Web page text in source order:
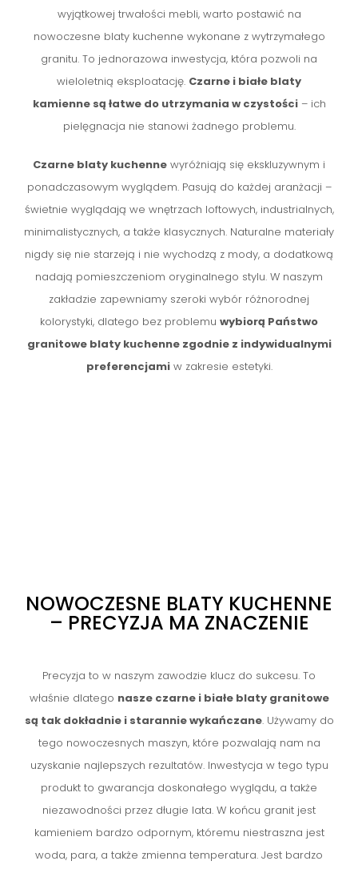
wyjątkowej trwałości mebli, warto postawić na
nowoczesne blaty kuchenne wykonane z wytrzymałego
granitu. To jednorazowa inwestycja, która pozwoli na
wieloletnią eksploatację. Czarne i białe blaty
kamienne są łatwe do utrzymania w czystości– ich
pielęgnacja nie stanowi żadnego problemu.
Czarne blaty kuchenne wyróżniają się ekskluzywnym i
ponadczasowym wyglądem. Pasują do każdej aranżacji –
świetnie wyglądają we wnętrzach loftowych, industrialnych,
minimalistycznych, a także klasycznych. Naturalne materiały
nigdy się nie starzeją i nie wychodzą z mody, a dodatkową
nadają pomieszczeniom oryginalnego stylu. W naszym
zakładzie zapewniamy szeroki wybór różnorodnej
kolorystyki, dlatego bez problemu wybiorą Państwo
granitowe blaty kuchenne zgodnie z indywidualnymi
preferencjamiw zakresie estetyki.
NOWOCZESNE BLATY KUCHENNE
– PRECYZJA MA ZNACZENIE
Precyzja to w naszym zawodzie klucz do sukcesu. To
właśnie dlatego nasze czarne i białe blaty granitowe
są tak dokładnie i starannie wykańczane. Używamy do
tego nowoczesnych maszyn, które pozwalają nam na
uzyskanie najlepszych rezultatów. Inwestycja w tego typu
produkt to gwarancja doskonałego wyglądu, a także
niezawodności przez długie lata. W końcu granit jest
kamieniem bardzo odpornym, któremu niestraszna jest
woda, para, a także zmienna temperatura. Jest bardzo